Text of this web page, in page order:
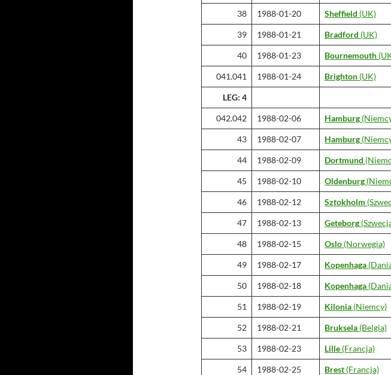
38 1988-01-20 Sheffield (UK)
39 1988-01-21 Bradford (UK)
40 1988-01-23 Bournemouth
041.041 1988-01-24 Brighton (UK)
LEG: 4
042.042 1988-02-06 Hamburg
43 1988-02-07 Hamburg
44 1988-02-09 Dortmund
45 1988-02-10 Oldenburg
46 1988-02-12 Sztokholm
47 1988-02-13 Geteborg
48 1988-02-15 Oslo (Norwegia)
49 1988-02-17 Kopenhaga
50 1988-02-18 Kopenhaga
51 1988-02-19 Kilonia (Niemcy)
52 1988-02-21 Bruksela (Belgia)
53 1988-02-23 Lille (Francja)
54 1988-02-25 Brest (Francja)